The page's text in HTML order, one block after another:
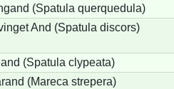
(Spatula querquedula)
And (Spatula discors)
(Spatula clypeata)
(Mareca strepera)